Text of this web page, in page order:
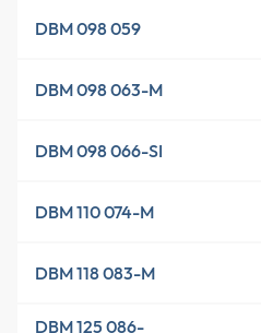
DBM 098 059
DBM 098 063-M
DBM 098 066-SI
DBM 110 074-M
DBM 118 083-M
DBM 125 086-